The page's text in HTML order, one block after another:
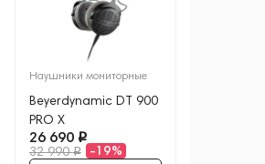
Наушники мониторные
Beyerdynamic DT 900
PRO X
26 690
32 990 -19%